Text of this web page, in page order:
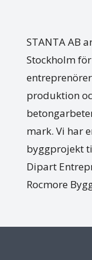
STANTA AB
Stockholm
produktion
mark. Vi har
byggprojekt
Dipart
Rocmore